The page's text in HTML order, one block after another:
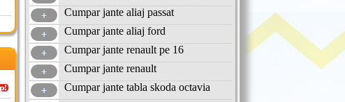
Cumpar jante aliaj passat
Cumpar jante aliaj ford
Cumpar jante renault pe 16
Cumpar jante renault
Cumpar jante tabla skoda octavia